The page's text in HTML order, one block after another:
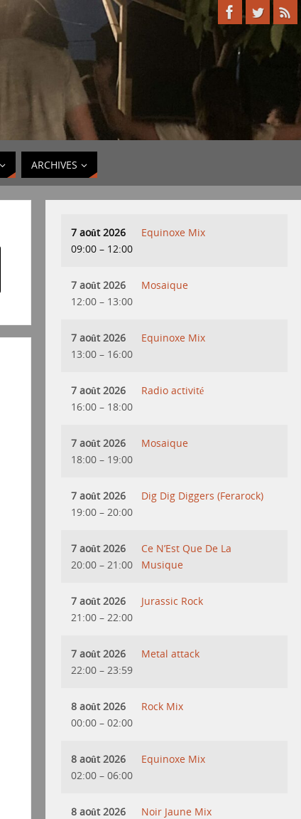
ARCHIVES
7 août 2026
09:00 – 12:00
Equinoxe Mix
7 août 2026
12:00 – 13:00
Mosaique
7 août 2026
13:00 – 16:00
Equinoxe Mix
7 août 2026
16:00 – 18:00
Radio activité
7 août 2026
18:00 – 19:00
Mosaique
7 août 2026
19:00 – 20:00
Dig Dig Diggers (Ferarock)
7 août 2026
20:00 – 21:00
Ce N’Est Que De La
Musique
7 août 2026
21:00 – 22:00
Jurassic Rock
7 août 2026
22:00 – 23:59
Metal attack
8 août 2026
00:00 – 02:00
Rock Mix
8 août 2026
02:00 – 06:00
Equinoxe Mix
8 août 2026
Noir Jaune Mix